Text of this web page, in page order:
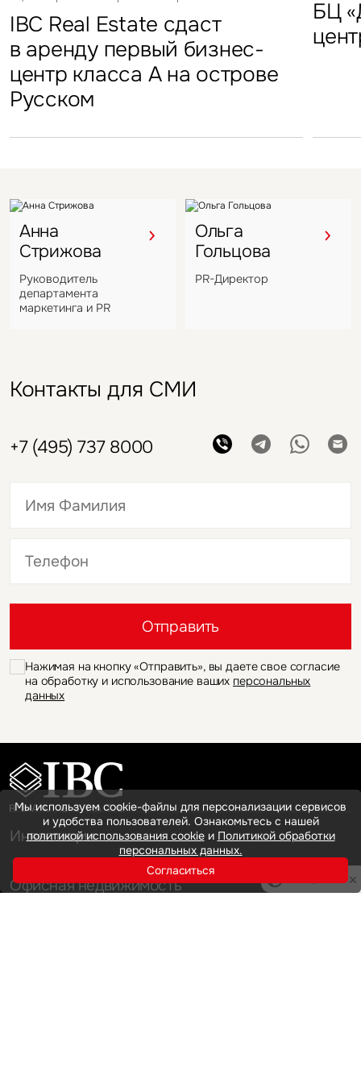
IBC Real Estate сдаст
в аренду первый бизнес-
центр класса А на острове
Русском
БЦ
FFF group – новый резидент
«Атлант-Парк»
Новый Crocus Fitness
Петровский парк откроется
в отеле Hyatt Regency
Один из крупнейших
гостиничных комплексов
Подмосковья перешел
под управление компании
«Солнце Москвы», ВДНХ
Анна
Стрижова
Руководитель
департамента
маркетинга и PR
Ольга
Гольцова
PR-Директор
Контакты для СМИ
+7 (495) 737 8000
Отправить
Нажимая на кнопку «Отправить», вы даете свое согласие
на обработку и использование ваших персональных
данных
Инвестиции
Офисная недвижимость
Мы используем cookie-файлы для персонализации сервисов
и удобства пользователей. Ознакомьтесь с нашей
политикой использования cookieи Политикой обработки
персональных данных.
Согласиться